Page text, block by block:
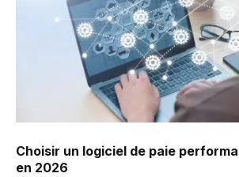
Choisir un logiciel de paie
en 2026